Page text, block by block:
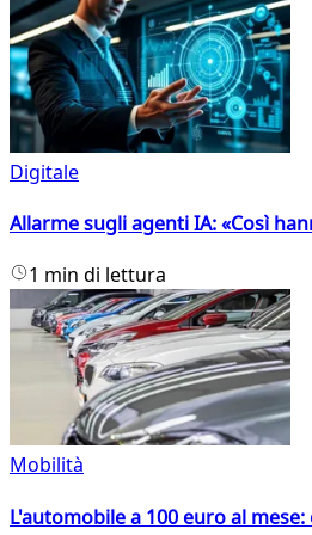
Digitale
Allarme sugli agenti IA: «Così
1 min di lettura
Mobilità
L'automobile a 100 euro al